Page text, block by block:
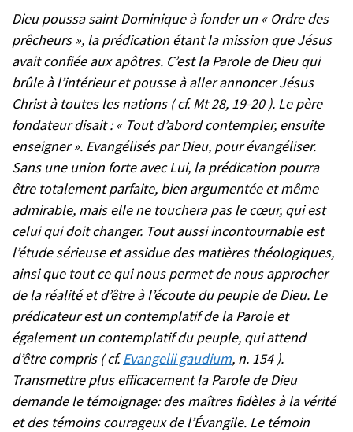
Dieu poussa saint Dominique à fonder un « Ordre des
prêcheurs », la prédication étant la mission que Jésus
avait confiée aux apôtres. C’est la Parole de Dieu qui
brûle à l’intérieur et pousse à aller annoncer Jésus
Christ à toutes les nations ( cf. Mt 28, 19-20 ). Le père
fondateur disait : « Tout d’abord contempler, ensuite
enseigner ». Evangélisés par Dieu, pour évangéliser.
Sans une union forte avec Lui, la prédication pourra
être totalement parfaite, bien argumentée et même
admirable, mais elle ne touchera pas le cœur, qui est
celui qui doit changer. Tout aussi incontournable est
l’étude sérieuse et assidue des matières théologiques,
ainsi que tout ce qui nous permet de nous approcher
de la réalité et d’être à l’écoute du peuple de Dieu. Le
prédicateur est un contemplatif de la Parole et
également un contemplatif du peuple, qui attend
d’être compris ( cf.Evangelii gaudium, n. 154 ).
Transmettre plus efficacement la Parole de Dieu
demande le témoignage: des maîtres fidèles à la vérité
et des témoins courageux de l’Évangile. Le témoin